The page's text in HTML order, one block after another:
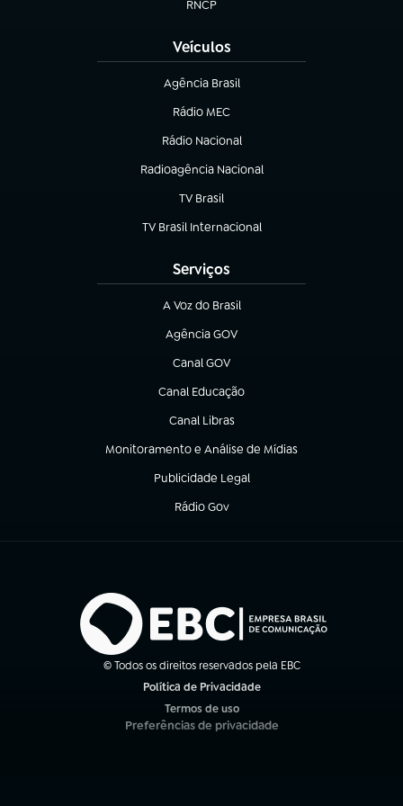
RNCP
(abre em nova aba)
Veículos
Agência Brasil
(abre em nova aba)
Rádio MEC
(abre em nova aba)
Rádio Nacional
Radioagência Nacional
(abre em nova aba)
TV Brasil
(abre em nova aba)
TV Brasil Internacional
(abre em nova aba)
Serviços
A Voz do Brasil
(abre em nova aba)
Agência GOV
(abre em nova aba)
Canal GOV
(abre em nova aba)
Canal Educação
(abre em nova aba)
Canal Libras
(abre em nova aba)
Monitoramento e Análise de Mídias
(abre em nova aba)
Publicidade Legal
(abre em nova aba)
Rádio Gov
(abre em nova aba)
© Todos os direitos reservados pela EBC
Política de Privacidade
Termos de uso
(abre em nova aba)
Preferências de privacidade